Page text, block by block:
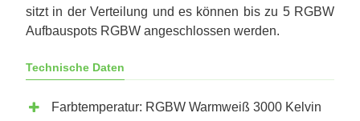
sitzt in der Verteilung und es können bis zu 5 RGBW
Aufbauspots RGBW angeschlossen werden.
Technische Daten
Farbtemperatur: RGBW Warmweiß 3000 Kelvin